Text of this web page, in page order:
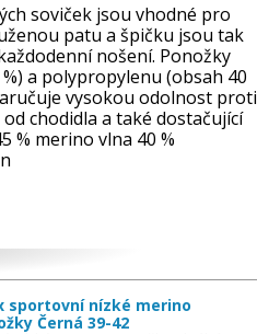
soviček jsou vhodné pro
patu a špičku jsou tak
nošení. Ponožky
a polypropylenu (obsah 40
vysokou odolnost proti
chodidla a také dostačující
% merino vlna 40 %
sportovní nízké merino
Černá 39-42